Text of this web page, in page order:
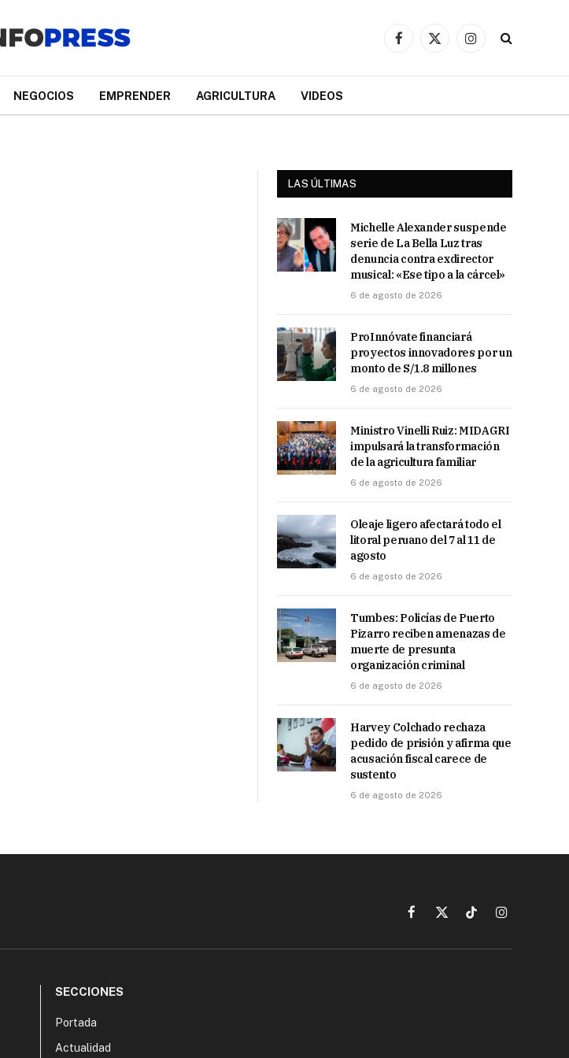
Facebook
X
Instagram
NEGOCIOS EMPRENDER AGRICULTURA VIDEOS
LAS ÚLTIMAS
Michelle Alexander suspende
serie de La Bella Luz tras
denuncia contra exdirector
musical: «Ese tipo a la cárcel»
6 de agosto de 2026
ProInnóvate financiará
proyectos innovadores por un
monto de S/1.8 millones
6 de agosto de 2026
Ministro Vinelli Ruiz: MIDAGRI
impulsará la transformación
de la agricultura familiar
6 de agosto de 2026
Oleaje ligero afectará todo el
litoral peruano del 7 al 11 de
agosto
6 de agosto de 2026
Tumbes: Policías de Puerto
Pizarro reciben amenazas de
muerte de presunta
organización criminal
6 de agosto de 2026
Harvey Colchado rechaza
pedido de prisión y afirma que
acusación fiscal carece de
sustento
6 de agosto de 2026
Facebook
X
TikTokInstagram
SECCIONES
Portada
Actualidad